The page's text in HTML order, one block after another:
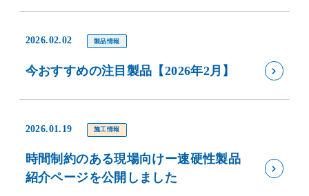
2026.02.02 製品情報
今おすすめの注目製品【2026年2月】
2026.01.19 施工情報
時間制約のある現場向けー速硬性製品
紹介ページを公開しました